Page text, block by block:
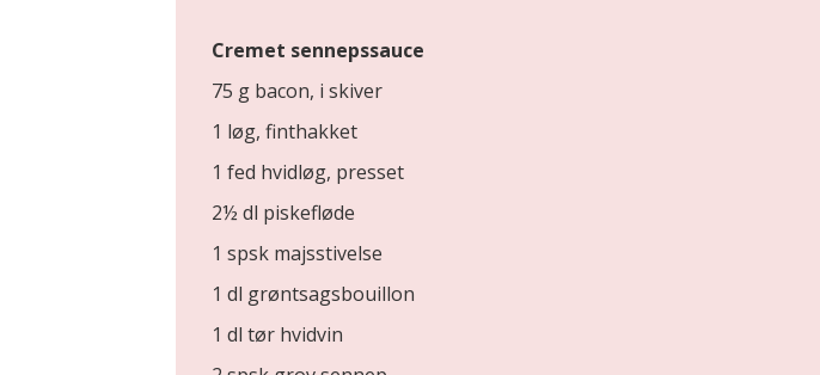
Cremet sennepssauce
75 g bacon, i skiver
1 løg, finthakket
1 fed hvidløg, presset
2½ dl piskefløde
1 spsk majsstivelse
1 dl grøntsagsbouillon
1 dl tør hvidvin